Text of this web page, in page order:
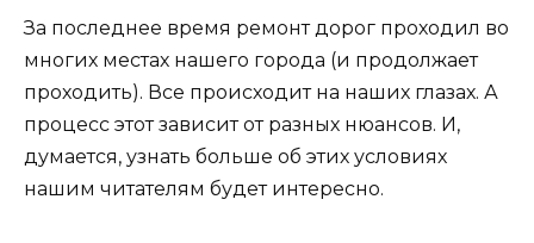
За последнее время ремонт дорог проходил во
многих местах нашего города (и продолжает
проходить). Все происходит на наших глазах. А
процесс этот зависит от разных нюансов. И,
думается, узнать больше об этих условиях
нашим читателям будет интересно.